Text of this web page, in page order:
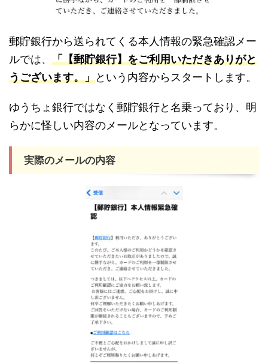
郵貯銀行から送られてくる本人情報の緊急確認メー
ルでは、 「【郵貯銀行】をご利用いただきありがと
うございます。」という内容からスタートします。
ゆうちょ銀行ではなく郵貯銀行と名乗っており、明
らかに怪しい内容のメールとなっています。
実際のメールの内容